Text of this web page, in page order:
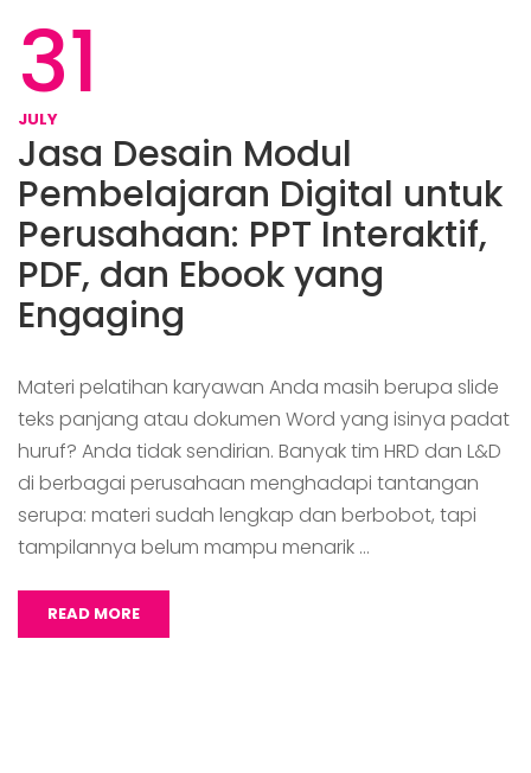
31
JULY
Jasa Desain Modul
Pembelajaran Digital untuk
Perusahaan: PPT Interaktif,
PDF, dan Ebook yang
Engaging
Materi pelatihan karyawan Anda masih berupa slide
teks panjang atau dokumen Word yang isinya padat
huruf? Anda tidak sendirian. Banyak tim HRD dan L&D
di berbagai perusahaan menghadapi tantangan
serupa: materi sudah lengkap dan berbobot, tapi
tampilannya belum mampu menarik …
READ MORE